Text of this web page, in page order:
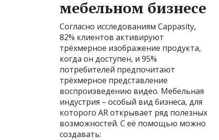
мебельном бизнесе
Согласно исследованиям Cappasity,
82% клиентов активируют
трёхмерное изображение продукта,
когда он доступен, и 95%
потребителей предпочитают
трёхмерное представление
воспроизведению видео. Мебельная
индустрия – особый вид бизнеса, для
которого AR открывает ряд полезных
возможностей. С её помощью можно
создавать: